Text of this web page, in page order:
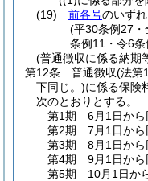
(19)
前各号のいず
(平30条例27・
条例11・令6
(普通徴収に係る納期
第12条
普通徴収(法第
下同じ。)に係る保険
次のとおりとする。
第1期 6月1日から
第2期 7月1日から
第3期 8月1日から
第4期 9月1日から
第5期 10月1日か